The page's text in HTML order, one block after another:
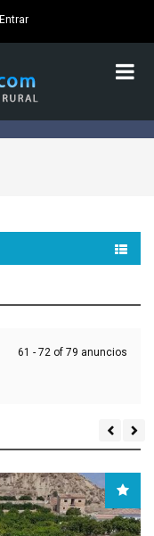
Entrar
61 - 72 of 79 anuncios